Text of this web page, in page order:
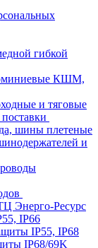
гибкой
КШМ,
и тяговые
шины плетеные
и
Энерго-Ресурс
IP66
IP55, IP68
IP68/69K